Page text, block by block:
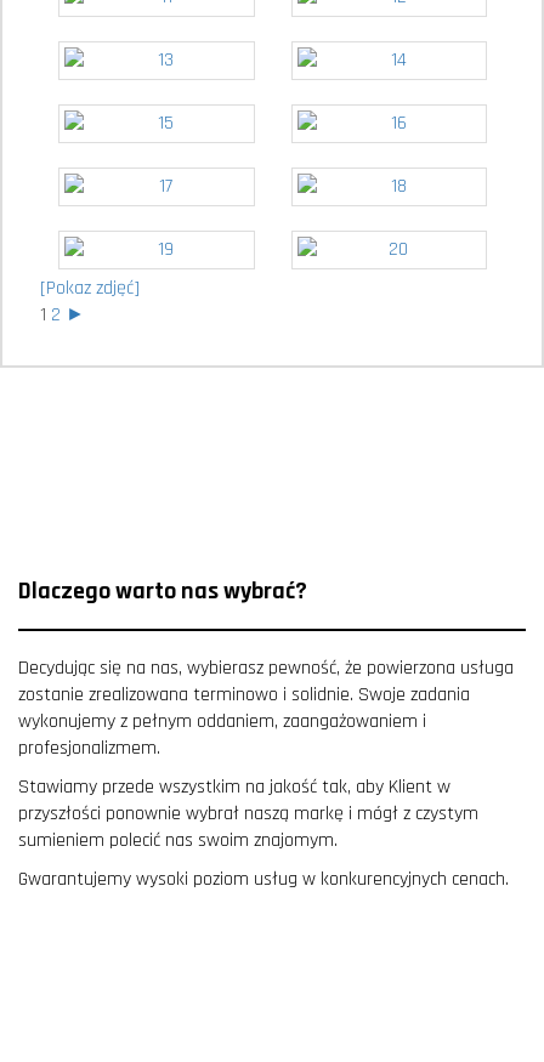
[Pokaz zdjęć]
1 2 ►
Dlaczego warto nas wybrać?
Decydując się na nas, wybierasz pewność, że powierzona usługa
zostanie zrealizowana terminowo i solidnie. Swoje zadania
wykonujemy z pełnym oddaniem, zaangażowaniem i
profesjonalizmem.
Stawiamy przede wszystkim na jakość tak, aby Klient w
przyszłości ponownie wybrał naszą markę i mógł z czystym
sumieniem polecić nas swoim znajomym.
Gwarantujemy wysoki poziom usług w konkurencyjnych cenach.